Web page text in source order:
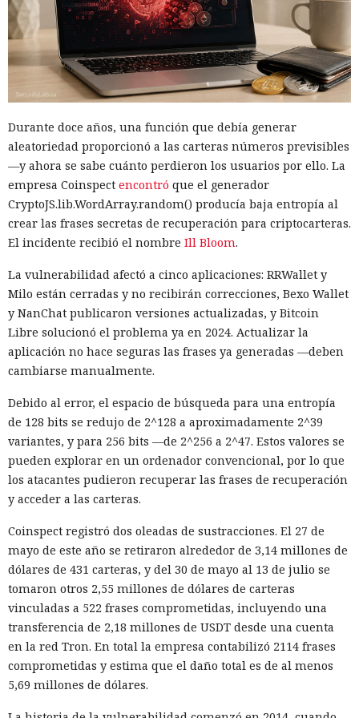
representados como personajes masculinos. La excepción
fueron los gatos, los patos y las aves, entre los cuales las
imágenes femeninas aparecían algo más a menudo.
Un sesgo especialmente fuerte se observó en las ranas y los
personaje con el pronombre 'él' superaba el 90%.
Un experimento adicional con la participación de 1.300
personas dio un resultado aún más marcado. Se pidió a los
voluntarios que continuaran una historia corta sobre un
animal parlante. En todos los casos examinados, los
participantes eligieron con mayor frecuencia para el
Tras esto, los investigadores decidieron averiguar cómo
resolverían la misma tarea los modelos lingüísticos
modernos. El experimento incluyó a Claude Sonnet 4.5,
Gemini 2.5, GPT-4o, GPT-5.1, Mistral Medium y el modelo
abierto Olmo 3.
Cada sistema continuó la frase sobre un animal que se
dirigía a la granja, la cocina, el río o la tienda miles de
veces. Como personajes se emplearon: oso, ave, gato, perro,
ratón, cerdo y conejo. Los investigadores también
cambiaron el parámetro de aleatoriedad de la generación;
sin embargo, el escenario y la temperatura casi no afectaron
Hubo una diferencia notable entre especies. Los gatos se
convirtieron en personajes femeninos en el 7% de los casos,
lo que fue el resultado más alto. Los modelos dejaron a las
aves sin género en el 96% de las respuestas.
El sesgo masculino más marcado se detectó en GPT-5.1 y
Gemini. Los personajes creados por ellos fueron masculinos
en un 65% y un 63%, respectivamente. Claude usó imágenes
femeninas con más frecuencia que los demás modelos, pero
incluso en su caso la proporción alcanzó solo el 4%.
Durante doce años, una función que debía generar
aleatoriedad proporcionó a las carteras números previsibles
—y ahora se sabe cuánto perdieron los usuarios por ello. La
empresa Coinspect encontró que el generador
CryptoJS.lib.WordArray.random() producía baja entropía al
crear las frases secretas de recuperación para criptocarteras.
El incidente recibió el nombre Ill Bloom.
La vulnerabilidad afectó a cinco aplicaciones: RRWallet y
Milo están cerradas y no recibirán correcciones, Bexo Wallet
y NanChat publicaron versiones actualizadas, y Bitcoin
Libre solucionó el problema ya en 2024. Actualizar la
aplicación no hace seguras las frases ya generadas —deben
cambiarse manualmente.
Debido al error, el espacio de búsqueda para una entropía
de 128 bits se redujo de 2^128 a aproximadamente 2^39
variantes, y para 256 bits —de 2^256 a 2^47. Estos valores se
pueden explorar en un ordenador convencional, por lo que
los atacantes pudieron recuperar las frases de recuperación
y acceder a las carteras.
Coinspect registró dos oleadas de sustracciones. El 27 de
mayo de este año se retiraron alrededor de 3,14 millones de
dólares de 431 carteras, y del 30 de mayo al 13 de julio se
tomaron otros 2,55 millones de dólares de carteras
vinculadas a 522 frases comprometidas, incluyendo una
transferencia de 2,18 millones de USDT desde una cuenta
en la red Tron. En total la empresa contabilizó 2114 frases
comprometidas y estima que el daño total es de al menos
5,69 millones de dólares.